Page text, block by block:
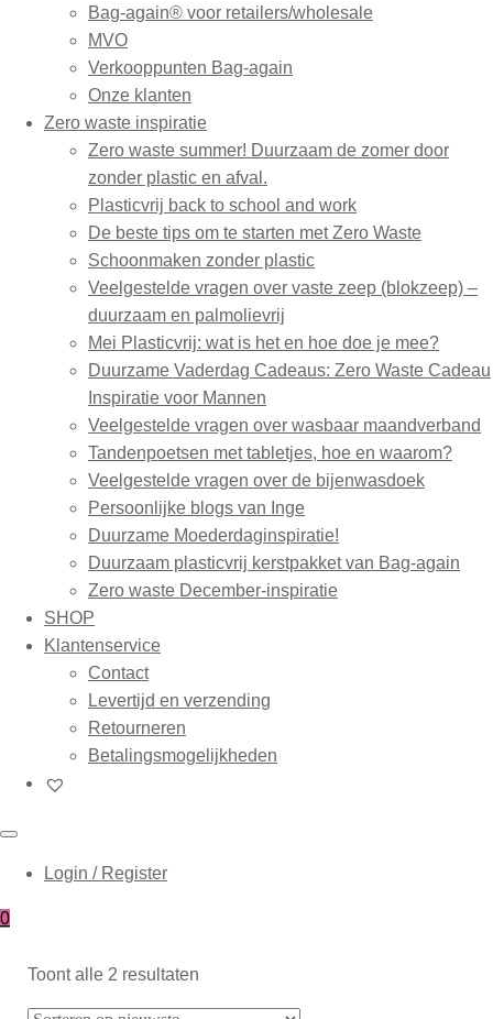
Bag-again® voor retailers/wholesale
MVO
Verkooppunten Bag-again
Onze klanten
Zero waste inspiratie
Zero waste summer! Duurzaam de zomer door
zonder plastic en afval.
Plasticvrij back to school and work
De beste tips om te starten met Zero Waste
Schoonmaken zonder plastic
Veelgestelde vragen over vaste zeep (blokzeep) –
duurzaam en palmolievrij
Mei Plasticvrij: wat is het en hoe doe je mee?
Duurzame Vaderdag Cadeaus: Zero Waste Cadeau
Inspiratie voor Mannen
Veelgestelde vragen over wasbaar maandverband
Tandenpoetsen met tabletjes, hoe en waarom?
Veelgestelde vragen over de bijenwasdoek
Persoonlijke blogs van Inge
Duurzame Moederdaginspiratie!
Duurzaam plasticvrij kerstpakket van Bag-again
Zero waste December-inspiratie
SHOP
Klantenservice
Contact
Levertijd en verzending
Retourneren
Betalingsmogelijkheden
Login / Register
0
Toont alle 2 resultaten